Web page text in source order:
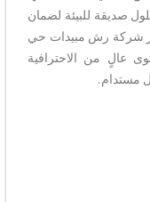
صديقة للبيئة لضمان
شركة رش مبيدات حي
عالٍ من الاحترافية
مستدام.